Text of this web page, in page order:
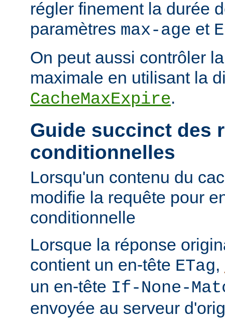
régler finement la durée
paramètres max-age et
On peut aussi contrôler
maximale en utilisant la
CacheMaxExpire.
Guide succinct des
conditionnelles
Lorsqu'un contenu du
modifie la requête pour
conditionnelle
Lorsque la réponse
contient un en-tête ETag,
un en-tête If-None-
envoyée au serveur